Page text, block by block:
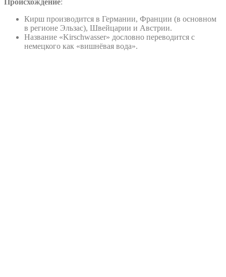
Происхождение:
Кирш производится в Германии, Франции (в основном
в регионе Эльзас), Швейцарии и Австрии.
Название «Kirschwasser» дословно переводится с
немецкого как «вишнёвая вода».